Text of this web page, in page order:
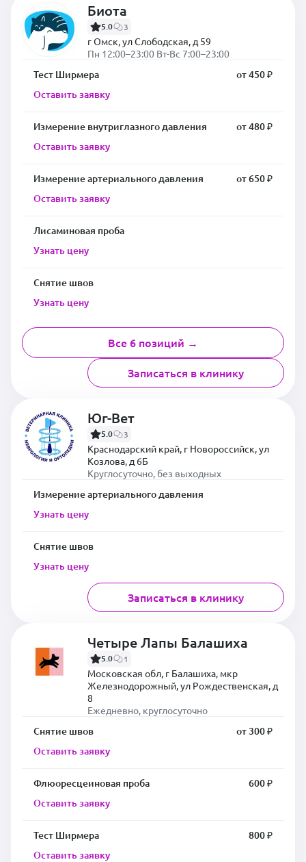
Биота
5.0 3
г Омск, ул Слободская, д 59
Пн 12:00–23:00 Вт-Вс 7:00–23:00
Тест Ширмера
от 450 ₽
Оставить заявку
Измерение внутриглазного давления
от 480 ₽
Оставить заявку
Измерение артериального давления
от 650 ₽
Оставить заявку
Лисаминовая проба
Узнать цену
Снятие швов
Узнать цену
Все 6 позиций →
Записаться в клинику
Юг-Вет
5.0 3
Краснодарский край, г Новороссийск, ул
Козлова, д 6Б
Круглосуточно, без выходных
Измерение артериального давления
Узнать цену
Снятие швов
Узнать цену
Записаться в клинику
Четыре Лапы Балашиха
5.0 1
Московская обл, г Балашиха, мкр
Железнодорожный, ул Рождественская, д
8
Ежедневно, круглосуточно
Снятие швов
от 300 ₽
Оставить заявку
Флюоресцеиновая проба
600 ₽
Оставить заявку
Тест Ширмера
800 ₽
Оставить заявку